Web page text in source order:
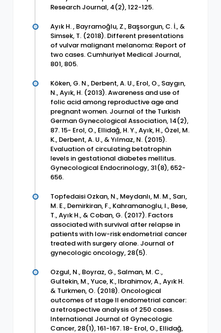
Research Journal, 4(2), 122-125.
Ayık H. , Bayramoğlu, Z., Başsorgun, C. İ., &
Simsek, T. (2018). Different presentations
of vulvar malignant melanoma: Report of
two cases. Cumhuriyet Medical Journal,
801, 805.
Köken, G. N., Derbent, A. U., Erol, O., Saygın,
N., Ayık, H. (2013). Awareness and use of
folic acid among reproductive age and
pregnant women. Journal of the Turkish
German Gynecological Association, 14(2),
87. 15- Erol, O., Ellidağ, H. Y., Ayık, H., Özel, M.
K., Derbent, A. U., & Yılmaz, N. (2015).
Evaluation of circulating betatrophin
levels in gestational diabetes mellitus.
Gynecological Endocrinology, 31(8), 652-
656.
Topfedaisi Ozkan, N., Meydanlı, M. M., Sarı,
M. E., Demirkiran, F., Kahramanoglu, I., Bese,
T., Ayık H., & Coban, G. (2017). Factors
associated with survival after relapse in
patients with low-risk endometrial cancer
treated with surgery alone. Journal of
gynecologic oncology, 28(5).
Ozgul, N., Boyraz, G., Salman, M. C.,
Gultekin, M., Yuce, K., Ibrahimov, A., Ayık H.
& Turkmen, O. (2018). Oncological
outcomes of stage II endometrial cancer:
a retrospective analysis of 250 cases.
International Journal of Gynecologic
Cancer, 28(1), 161-167. 18- Erol, O., Ellidağ,